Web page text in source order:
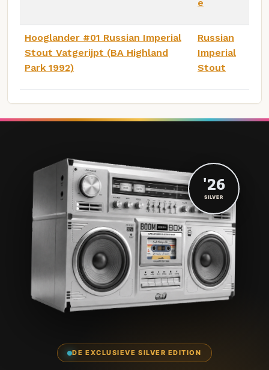
e
Hooglander #01 Russian Imperial
Stout Vatgerijpt (BA Highland
Park 1992)
Russian
Imperial
Stout
DE EXCLUSIEVE SILVER EDITION
'26
SILVER